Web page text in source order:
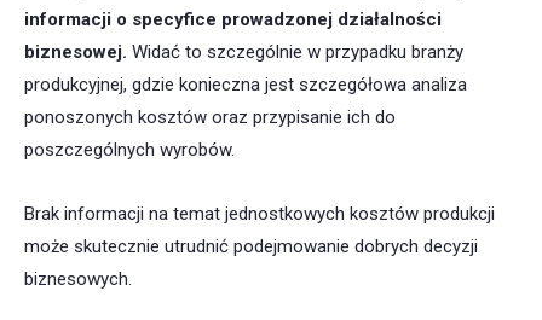
informacji o specyfice prowadzonej działalności
biznesowej. Widać to szczególnie w przypadku branży
produkcyjnej, gdzie konieczna jest szczegółowa analiza
ponoszonych kosztów oraz przypisanie ich do
poszczególnych wyrobów.
Brak informacji na temat jednostkowych kosztów produkcji
może skutecznie utrudnić podejmowanie dobrych decyzji
biznesowych.